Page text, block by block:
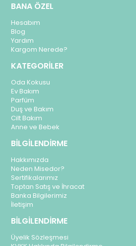
BANA ÖZEL
Hesabım
Blog
Yardım
Kargom Nerede?
KATEGORİLER
Oda Kokusu
Ev Bakım
Parfüm
Duş ve Bakım
Cilt Bakım
Anne ve Bebek
BİLGİLENDİRME
Hakkımızda
Neden Misedor?
Sertifikalarımız
Toptan Satış ve İhracat
Banka Bilgilerimiz
İletişim
BİLGİLENDİRME
Üyelik Sözleşmesi